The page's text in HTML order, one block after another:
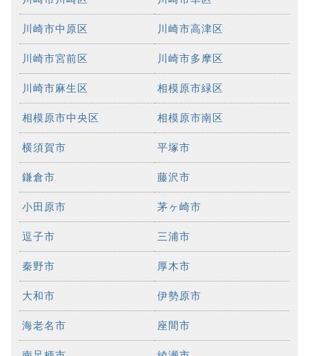
川崎市中原区 川崎市高津区
川崎市宮前区 川崎市多摩区
川崎市麻生区 相模原市緑区
相模原市中央区 相模原市南区
横須賀市 平塚市
鎌倉市 藤沢市
小田原市 茅ヶ崎市
逗子市 三浦市
秦野市 厚木市
大和市 伊勢原市
海老名市 座間市